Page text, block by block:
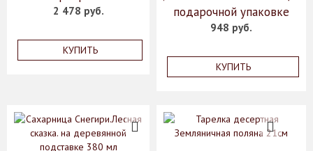
2 478 руб.
КУПИТЬ
подарочной упаковке
948 руб.
КУПИТЬ